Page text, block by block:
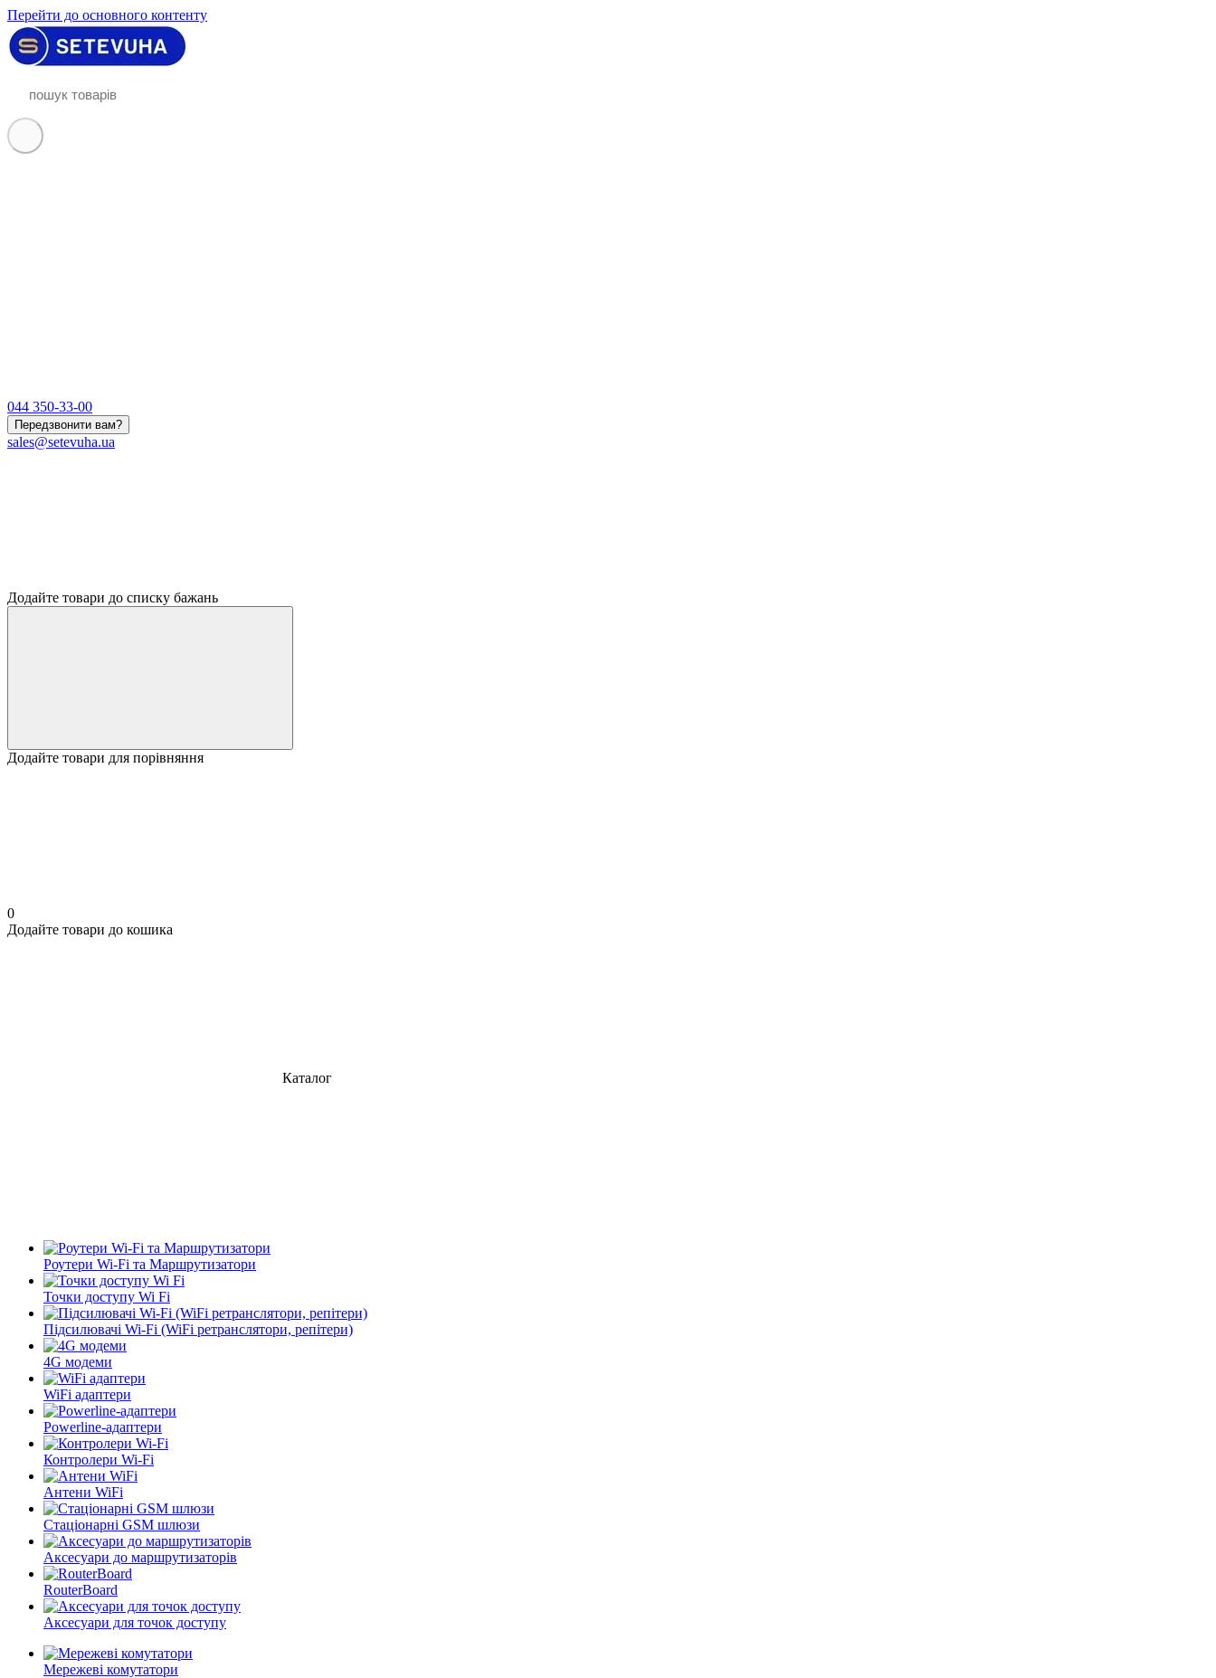
Перейти до основного контенту
044 350-33-00
Передзвонити вам?
sales@setevuha.ua
Додайте товари до списку бажань
Додайте товари для порівняння
0
Додайте товари до кошика
Каталог
Роутери Wi-Fi та Маршрутизатори
Точки доступу Wi Fi
Підсилювачі Wi-Fi (WiFi ретранслятори, репітери)
4G модеми
WiFi адаптери
Powerline-адаптери
Контролери Wi-Fi
Антени WiFi
Стаціонарні GSM шлюзи
Аксесуари до маршрутизаторів
RouterBoard
Аксесуари для точок доступу
Мережеві комутатори